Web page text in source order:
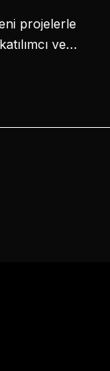
projelerle
ve…